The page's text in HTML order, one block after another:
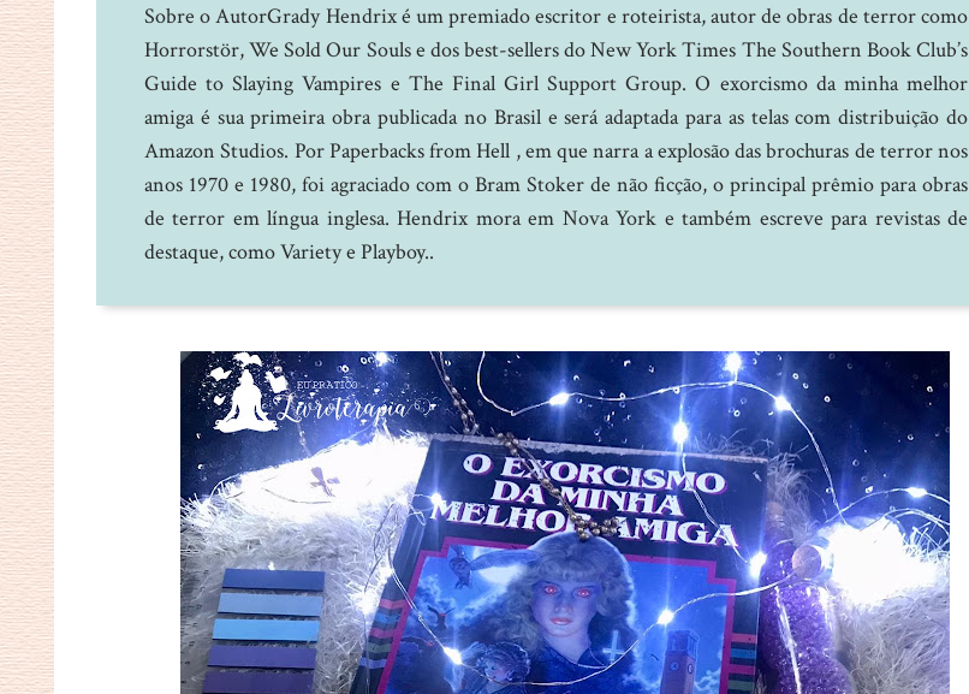
Sobre o AutorGrady Hendrix é um premiado escritor e roteirista, autor de obras de terror como
Horrorstör, We Sold Our Souls e dos best-sellers do New York Times The Southern Book Club’s
Guide to Slaying Vampires e The Final Girl Support Group. O exorcismo da minha melhor
amiga é sua primeira obra publicada no Brasil e será adaptada para as telas com distribuição do
Amazon Studios. Por Paperbacks from Hell , em que narra a explosão das brochuras de terror nos
anos 1970 e 1980, foi agraciado com o Bram Stoker de não ficção, o principal prêmio para obras
de terror em língua inglesa. Hendrix mora em Nova York e também escreve para revistas de
destaque, como Variety e Playboy..